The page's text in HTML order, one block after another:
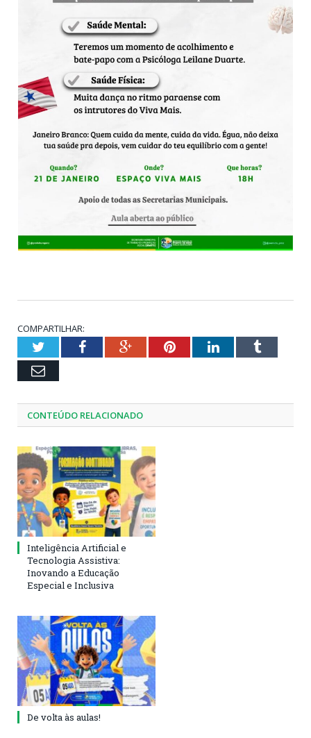
COMPARTILHAR:
TwitterFacebookGoogle+PinterestLinkedInTumblr
Email
CONTEÚDO RELACIONADO
Inteligência Artificial e
Tecnologia Assistiva:
Inovando a Educação
Especial e Inclusiva
De volta às aulas!